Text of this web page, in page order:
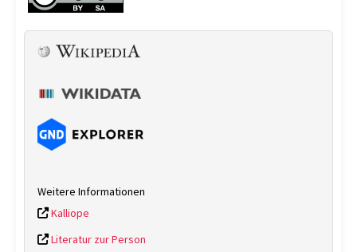
Weitere Informationen
Kalliope
Literatur zur Person